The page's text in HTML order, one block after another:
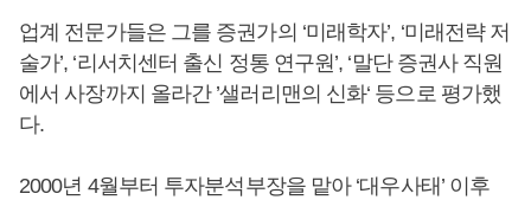
업계 전문가들은 그를 증권가의 ‘미래학자’, ‘미래전략 저
술가’, ‘리서치센터 출신 정통 연구원’, ‘말단 증권사 직원
에서 사장까지 올라간 ’샐러리맨의 신화‘ 등으로 평가했
다.
2000년 4월부터 투자분석부장을 맡아 ‘대우사태’ 이후